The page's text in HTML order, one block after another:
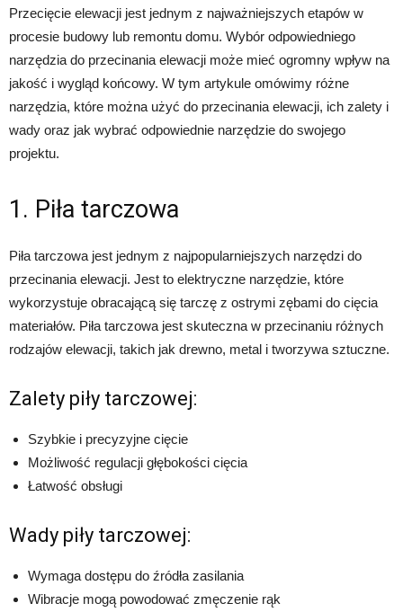
Przecięcie elewacji jest jednym z najważniejszych etapów w
procesie budowy lub remontu domu. Wybór odpowiedniego
narzędzia do przecinania elewacji może mieć ogromny wpływ na
jakość i wygląd końcowy. W tym artykule omówimy różne
narzędzia, które można użyć do przecinania elewacji, ich zalety i
wady oraz jak wybrać odpowiednie narzędzie do swojego
projektu.
1. Piła tarczowa
Piła tarczowa jest jednym z najpopularniejszych narzędzi do
przecinania elewacji. Jest to elektryczne narzędzie, które
wykorzystuje obracającą się tarczę z ostrymi zębami do cięcia
materiałów. Piła tarczowa jest skuteczna w przecinaniu różnych
rodzajów elewacji, takich jak drewno, metal i tworzywa sztuczne.
Zalety piły tarczowej:
Szybkie i precyzyjne cięcie
Możliwość regulacji głębokości cięcia
Łatwość obsługi
Wady piły tarczowej:
Wymaga dostępu do źródła zasilania
Wibracje mogą powodować zmęczenie rąk